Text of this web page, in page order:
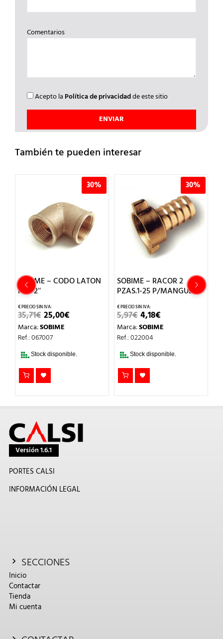
Comentarios
Acepto la Política de privacidadde este sitio
También te pueden interesar
30%
SOBIME – CODO LATON
H-H 2″
35,71€EL
PRECIO
ORIGINAL
ERA:
25,00€
Marca:SOBIME
Ref.: 067007
Stock disponible.
30%
SOBIME – RACOR 2
PZAS.1-25 P/MANGUERA
5,97€EL
PRECIO
ORIGINAL
ERA:
4,18€PRECIO
ACTUAL
Marca:SOBIME
Ref.: 022004
Stock disponible.
Versión 1.6.1
PORTES CALSI
INFORMACIÓN LEGAL
SECCIONES
Inicio
Contactar
Tienda
Mi cuenta